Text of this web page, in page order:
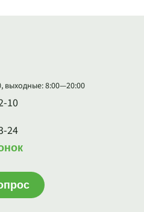
выходные: 8:00—20:00
10
24